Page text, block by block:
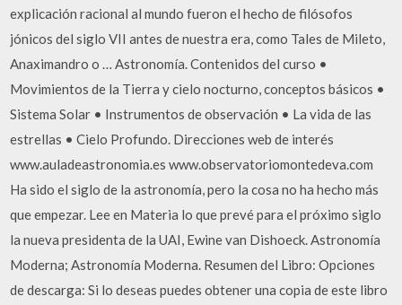
explicación racional al mundo fueron el hecho de filósofos
jónicos del siglo VII antes de nuestra era, como Tales de Mileto,
Anaximandro o … Astronomía. Contenidos del curso •
Movimientos de la Tierra y cielo nocturno, conceptos básicos •
Sistema Solar • Instrumentos de observación • La vida de las
estrellas • Cielo Profundo. Direcciones web de interés
www.auladeastronomia.es www.observatoriomontedeva.com
Ha sido el siglo de la astronomía, pero la cosa no ha hecho más
que empezar. Lee en Materia lo que prevé para el próximo siglo
la nueva presidenta de la UAI, Ewine van Dishoeck. Astronomía
Moderna; Astronomía Moderna. Resumen del Libro: Opciones
de descarga: Si lo deseas puedes obtener una copia de este libro